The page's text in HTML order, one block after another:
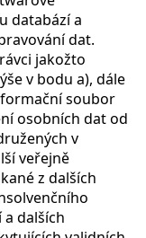
databází a
dat.
jakožto
v bodu a), dále
soubor
osobních dat od
v
veřejně
z dalších
dalších